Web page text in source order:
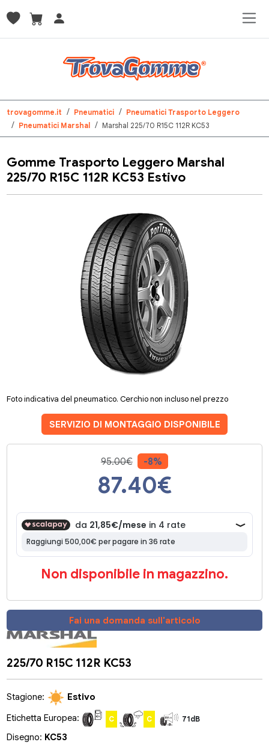
trovagomme.it Pneumatici
Pneumatici Trasporto Leggero
Pneumatici Marshal
Marshal 225/70 R15C 112R KC53
Gomme Trasporto Leggero Marshal
225/70 R15C 112R KC53 Estivo
Foto indicativa del pneumatico. Cerchio non incluso nel prezzo
SERVIZIO DI MONTAGGIO DISPONIBILE
95.00€ -8%
87.40€
Non disponibile in magazzino.
Fai una domanda sull'articolo
225/70 R15C 112R KC53
Stagione:
Estivo
Etichetta Europea:
C C 71dB
Disegno: KC53